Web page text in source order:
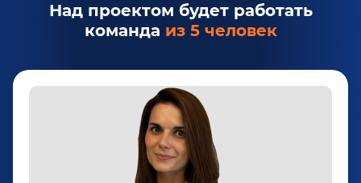
Над проектом будет работать
команда из 5 человек